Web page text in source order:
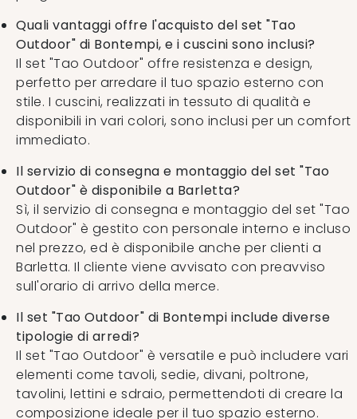
Quali vantaggi offre l'acquisto del set "Tao
Outdoor" di Bontempi, e i cuscini sono inclusi?
Il set "Tao Outdoor" offre resistenza e design,
perfetto per arredare il tuo spazio esterno con
stile. I cuscini, realizzati in tessuto di qualità e
disponibili in vari colori, sono inclusi per un comfort
immediato.
Il servizio di consegna e montaggio del set "Tao
Outdoor" è disponibile a Barletta?
Sì, il servizio di consegna e montaggio del set "Tao
Outdoor" è gestito con personale interno e incluso
nel prezzo, ed è disponibile anche per clienti a
Barletta. Il cliente viene avvisato con preavviso
sull'orario di arrivo della merce.
Il set "Tao Outdoor" di Bontempi include diverse
tipologie di arredi?
Il set "Tao Outdoor" è versatile e può includere vari
elementi come tavoli, sedie, divani, poltrone,
tavolini, lettini e sdraio, permettendoti di creare la
composizione ideale per il tuo spazio esterno.